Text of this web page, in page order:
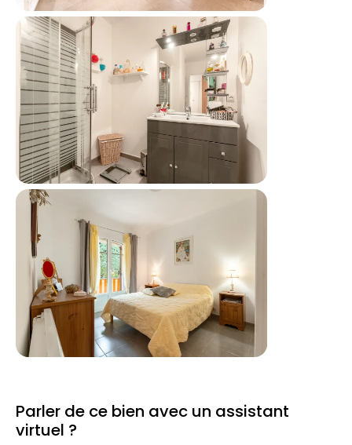
Parler de ce bien avec un assistant
virtuel ?